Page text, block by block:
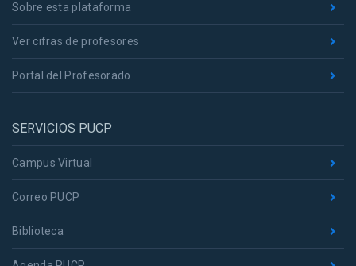
Sobre esta plataforma
Ver cifras de profesores
Portal del Profesorado
SERVICIOS PUCP
Campus Virtual
Correo PUCP
Biblioteca